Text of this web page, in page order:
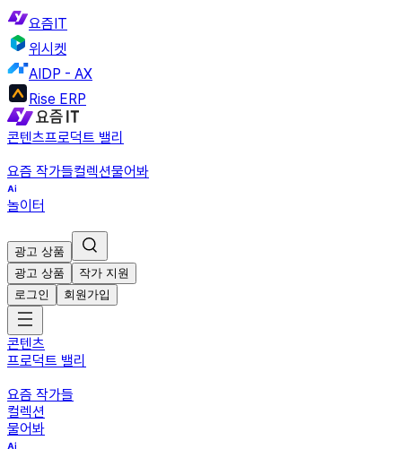
요즘IT
위시켓
AIDP - AX
Rise ERP
콘텐츠프로덕트 밸리
요즘 작가들컬렉션물어봐
놀이터
광고 상품
광고 상품
작가 지원
로그인
회원가입
콘텐츠
프로덕트 밸리
요즘 작가들
컬렉션
물어봐